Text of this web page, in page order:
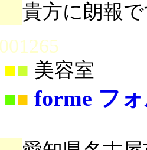
貴方に朗報
■ 美容室
■■ forme フ